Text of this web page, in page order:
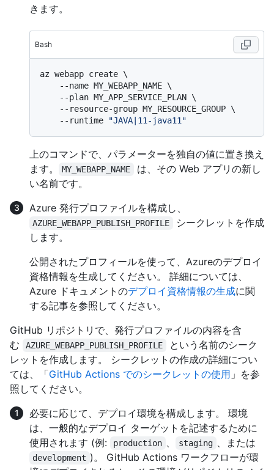
きます。
Bash
az webapp create \
    --runtime
"JAVA|11-java11"
上のコマンドで、パラメーターを独自の値に置き換え
ます。
MY_WEBAPP_NAME
は、その Web アプリの新し
い名前です。
Azure 発行プロファイルを構成し、
AZURE_WEBAPP_PUBLISH_PROFILE
シークレットを作成
します。
公開されたプロフィールを使って、Azureのデプロイ
資格情報を生成してください。 詳細については、
Azure ドキュメントのデプロイ資格情報の生成に関
する記事を参照してください。
GitHub リポジトリで、発行プロファイルの内容を含
む
AZURE_WEBAPP_PUBLISH_PROFILE
という名前のシーク
レットを作成します。 シークレットの作成の詳細につい
ては、「GitHub Actions でのシークレットの使用 」を参
照してください。
必要に応じて、デプロイ環境を構成します。 環境
は、一般的なデプロイ ターゲットを記述するために
使用されます (例:
production 、 staging 、または
development )。 GitHub Actions ワークフローが環